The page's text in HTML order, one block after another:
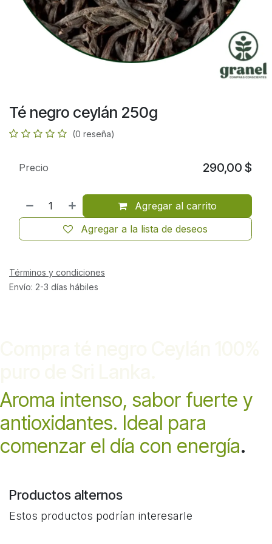
Té negro ceylán 250g
(0 reseña)
Agregar al carrito
Agregar a la lista de deseos
Precio 290,00 $
Términos y condiciones
Envío: 2-3 días hábiles
Aroma intenso, sabor fuerte y
antioxidantes. Ideal para
comenzar el día con energía.
Productos alternos
Estos productos podrían interesarle